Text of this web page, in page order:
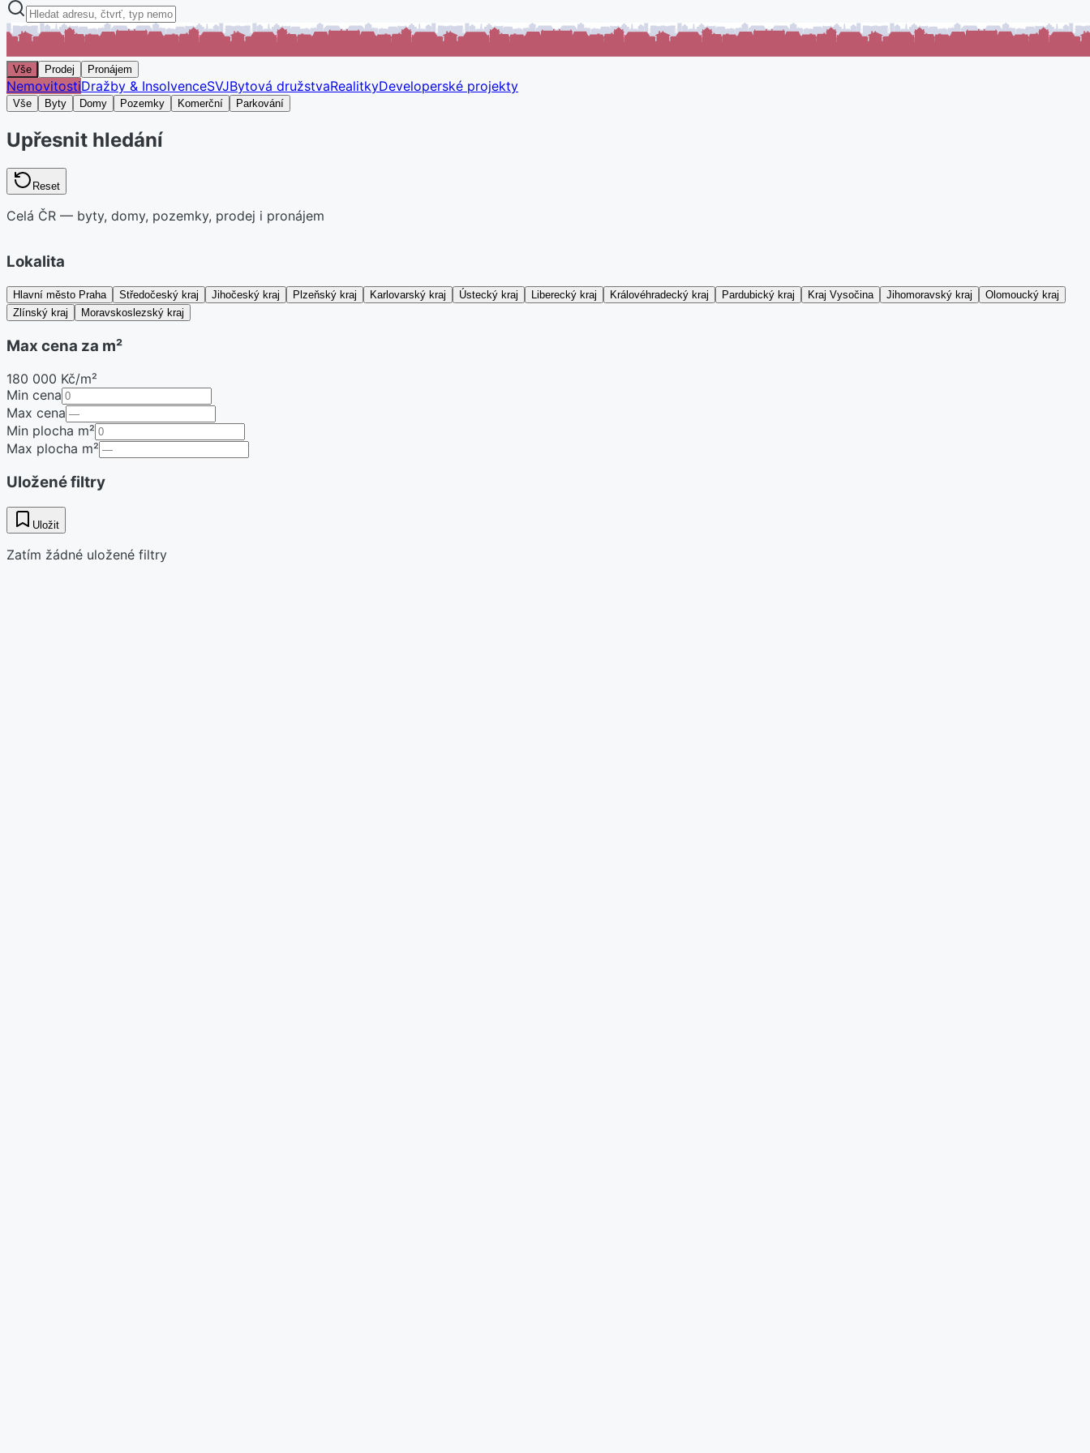
Vše Prodej Pronájem
NemovitostiDražby & InsolvenceSVJBytová družstvaRealitkyDeveloperské projekty
Vše Byty Domy Pozemky Komerční Parkování
Upřesnit hledání
Reset
Celá ČR — byty, domy, pozemky, prodej i pronájem
Lokalita
Hlavní město Praha Středočeský kraj Jihočeský kraj Plzeňský kraj Karlovarský kraj Ústecký kraj Liberecký kraj Královéhradecký kraj Pardubický kraj Kraj Vysočina Jihomoravský kraj
Olomoucký kraj
Zlínský kraj
Moravskoslezský kraj
Max cena za m²
180 000 Kč/m²
Min cena
Max cena
Min plocha m²
Max plocha m²
Uložené filtry
Uložit
Zatím žádné uložené filtry